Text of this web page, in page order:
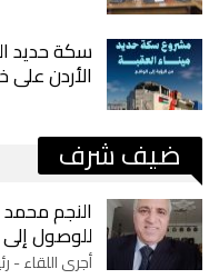
سكة حديد
الأردن على
ضيف شرف
النجم
للوصول
أجرى اللقاء -